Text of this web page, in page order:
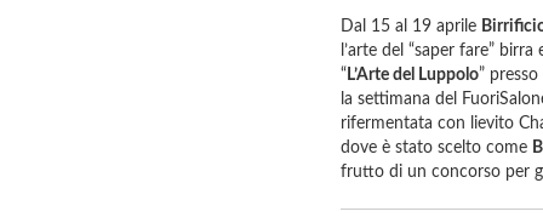
Dal 15 al 19 aprile
l’arte del “saper fare”
“ L’Arte del Luppolo”
la settimana del
rifermentata con lievito
dove è stato scelto come
frutto di un concorso per